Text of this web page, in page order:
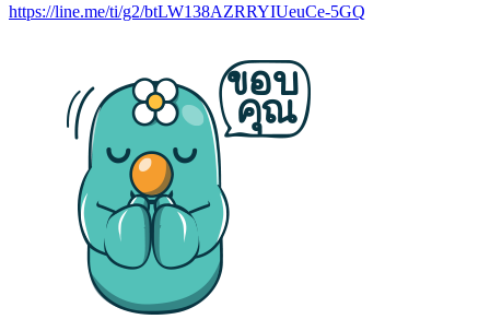
https://line.me/ti/g2/btLW138AZRRYIUeuCe-5GQ